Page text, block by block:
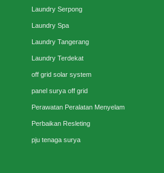
Laundry Serpong
Laundry Spa
Laundry Tangerang
Laundry Terdekat
off grid solar system
panel surya off grid
Perawatan Peralatan Menyelam
Perbaikan Resleting
pju tenaga surya